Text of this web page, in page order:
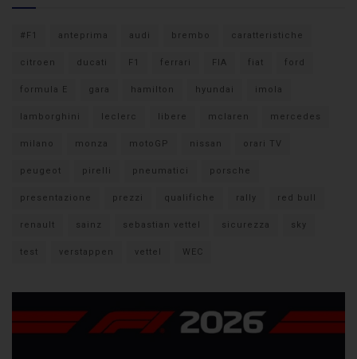
#F1 anteprima audi brembo caratteristiche
citroen ducati F1 ferrari FIA fiat ford
formula E gara hamilton hyundai imola
lamborghini leclerc libere mclaren mercedes
milano monza motoGP nissan orari TV
peugeot pirelli pneumatici porsche
presentazione prezzi qualifiche rally red bull
renault sainz sebastian vettel sicurezza sky
test verstappen vettel WEC